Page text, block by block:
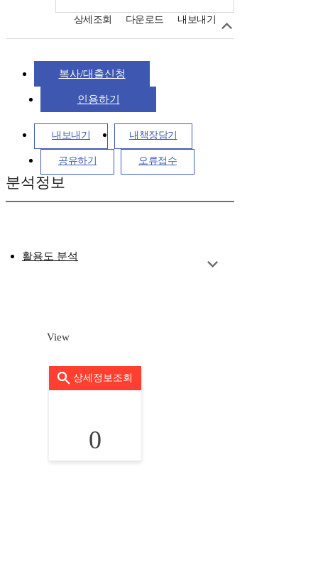
상세조회 다운로드 내보내기
복사/대출신청
인용하기
내보내기 내책장담기
공유하기 오류접수
분석정보
활용도 분석
View
상세정보조회
0